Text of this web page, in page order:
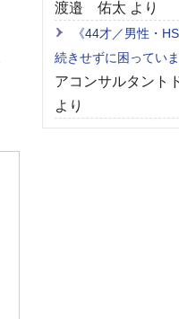
渡邉 佑太 より
《44才／男性・
続きせずに困ってい
アコンサルタント
より